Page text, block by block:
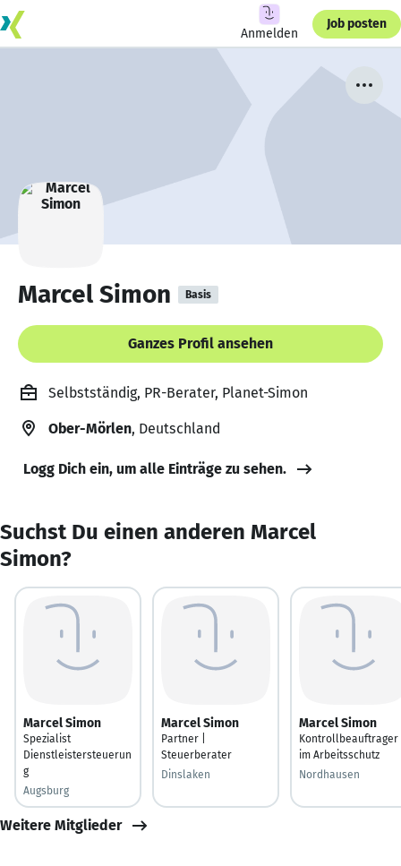
Anmelden
Job posten
Marcel Simon Basis
Ganzes Profil ansehen
Selbstständig, PR-Berater, Planet-Simon
Ober-Mörlen, Deutschland
Logg Dich ein, um alle Einträge zu sehen.
Suchst Du einen anderen Marcel
Simon?
Marcel Simon
Spezialist
Dienstleistersteuerun
g
Augsburg
Marcel Simon
Partner |
Steuerberater
Dinslaken
Marcel Simon
Kontrollbeauftrager
im Arbeitsschutz
Nordhausen
Weitere Mitglieder